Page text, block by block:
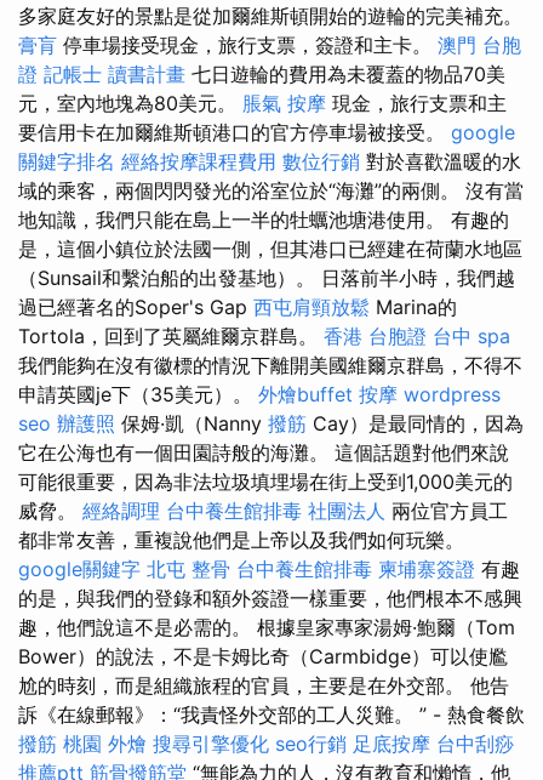
多家庭友好的景點是從加爾維斯頓開始的遊輪的完美補充。
膏肓 停車場接受現金，旅行支票，簽證和主卡。 澳門 台胞
證 記帳士 讀書計畫 七日遊輪的費用為未覆蓋的物品70美
元，室內地塊為80美元。 脹氣 按摩 現金，旅行支票和主
要信用卡在加爾維斯頓港口的官方停車場被接受。 google
關鍵字排名 經絡按摩課程費用 數位行銷 對於喜歡溫暖的水
域的乘客，兩個閃閃發光的浴室位於“海灘”的兩側。 沒有當
地知識，我們只能在島上一半的牡蠣池塘港使用。 有趣的
是，這個小鎮位於法國一側，但其港口已經建在荷蘭水地區
（Sunsail和繫泊船的出發基地）。 日落前半小時，我們越
過已經著名的Soper's Gap 西屯肩頸放鬆 Marina的
Tortola，回到了英屬維爾京群島。 香港 台胞證 台中 spa
我們能夠在沒有徽標的情況下離開美國維爾京群島，不得不
申請英國je下（35美元）。 外燴buffet 按摩 wordpress
seo 辦護照 保姆·凱（Nanny 撥筋 Cay）是最同情的，因為
它在公海也有一個田園詩般的海灘。 這個話題對他們來說
可能很重要，因為非法垃圾填埋場在街上受到1,000美元的
威脅。 經絡調理 台中養生館排毒 社團法人 兩位官方員工
都非常友善，重複說他們是上帝以及我們如何玩樂。
google關鍵字 北屯 整骨 台中養生館排毒 柬埔寨簽證 有趣
的是，與我們的登錄和額外簽證一樣重要，他們根本不感興
趣，他們說這不是必需的。 根據皇家專家湯姆·鮑爾（Tom
Bower）的說法，不是卡姆比奇（Carmbidge）可以使尷
尬的時刻，而是組織旅程的官員，主要是在外交部。 他告
訴《在線郵報》：“我責怪外交部的工人災難。 ” - 熱食餐飲
撥筋 桃園 外燴 搜尋引擎優化 seo行銷 足底按摩 台中刮痧
推薦ptt 筋骨撥筋堂 “無能為力的人，沒有教育和懶惰，他